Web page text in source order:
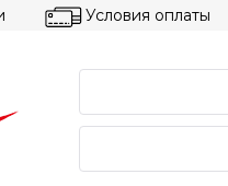
Условия оплаты